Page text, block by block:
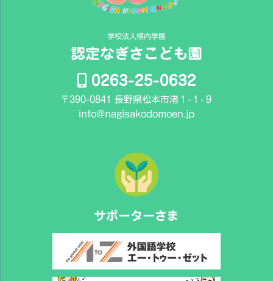
学校法人横内学園
認定なぎさこども園
0263-25-0632
〒390-0841 長野県松本市渚１-１-９
info@nagisakodomoen.jp
サポーターさま